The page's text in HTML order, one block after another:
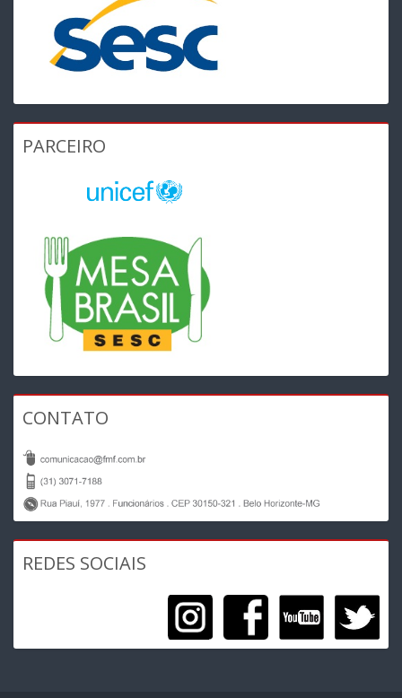
PARCEIRO
CONTATO
REDES SOCIAIS